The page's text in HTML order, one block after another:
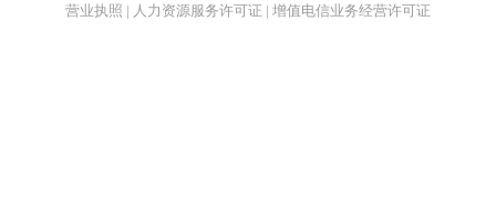
营业执照 | 人力资源服务许可证 | 增值电信业务经营许可证